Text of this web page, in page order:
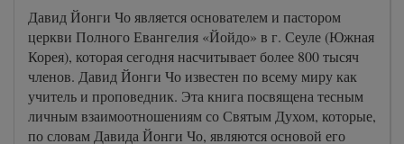
Давид Йонги Чо является основателем и пастором
церкви Полного Евангелия «Йойдо» в г. Сеуле (Южная
Корея), которая сегодня насчитывает более 800 тысяч
членов. Давид Йонги Чо известен по всему миру как
учитель и проповедник. Эта книга посвящена тесным
личным взаимоотношениям со Святым Духом, которые,
по словам Давида Йонги Чо, являются основой его